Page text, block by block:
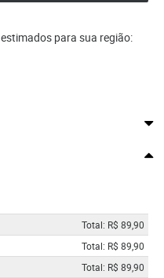
para sua região:
Total: R$ 89,90
Total: R$ 89,90
Total: R$ 89,90